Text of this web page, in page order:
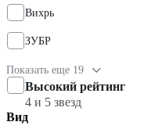
Вихрь
ЗУБР
Показать еще 19
Высокий рейтинг
4 и 5 звезд
Вид